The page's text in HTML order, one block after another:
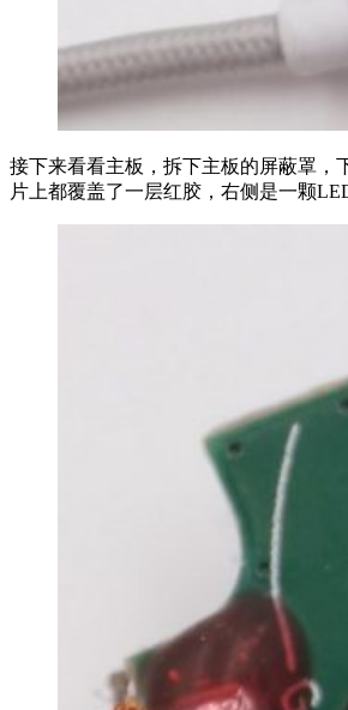
接下来看看主板，拆下主板的屏蔽罩，
片上都覆盖了一层红胶，右侧是一颗